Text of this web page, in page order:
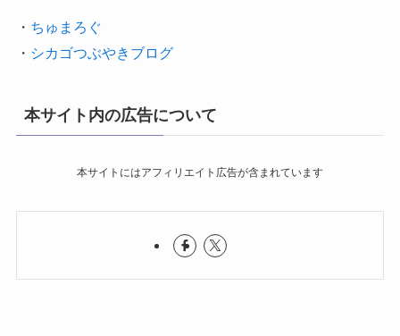
・ ちゅまろぐ
・ シカゴつぶやきブログ
本サイト内の広告について
本サイトにはアフィリエイト広告が含まれています